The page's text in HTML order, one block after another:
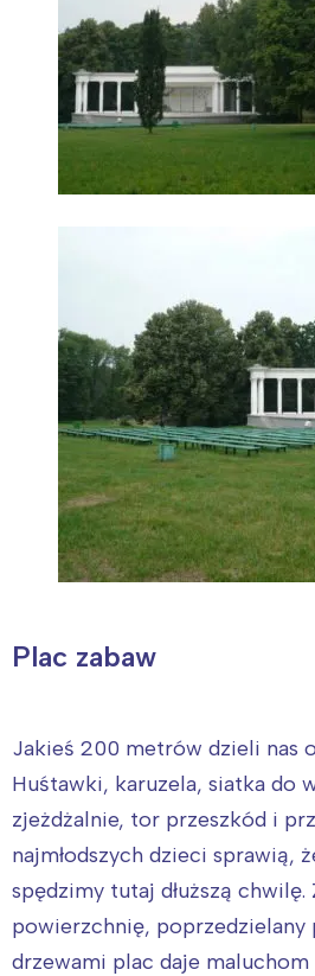
Plac zabaw
Jakieś 200 metrów dzieli nas
Huśtawki, karuzela, siatka do
zjeżdżalnie, tor przeszkód i
najmłodszych dzieci sprawią,
spędzimy tutaj dłuższą
powierzchnię, poprzedzielany
drzewami plac daje